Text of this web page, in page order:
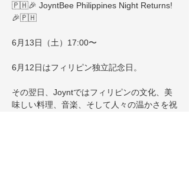
🇵🇭🎉 JoyntBee Philippines Night Returns!
🎉🇵🇭
6月13日（土）17:00〜
6月12日はフィリピン独立記念日。
その翌日、Joyntではフィリピンの文化、美
味しい料理、音楽、そして人々の温かさを祝